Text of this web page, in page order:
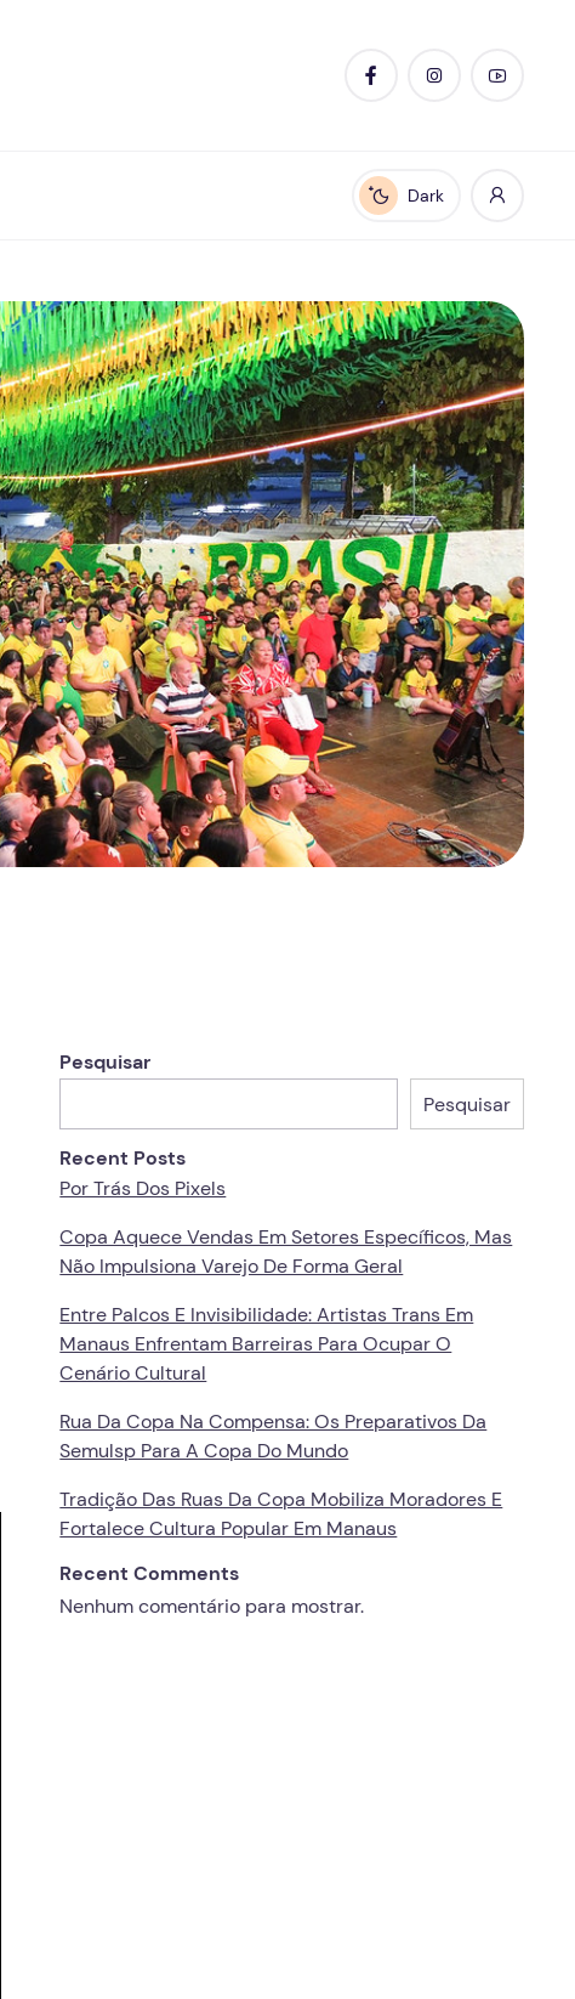
Enable dark mode
Dark
Pesquisar
Pesquisar
Recent Posts
Por Trás Dos Pixels
Copa Aquece Vendas Em Setores Específicos, Mas
Não Impulsiona Varejo De Forma Geral
Entre Palcos E Invisibilidade: Artistas Trans Em
Manaus Enfrentam Barreiras Para Ocupar O
Cenário Cultural
Rua Da Copa Na Compensa: Os Preparativos Da
Semulsp Para A Copa Do Mundo
Tradição Das Ruas Da Copa Mobiliza Moradores E
Fortalece Cultura Popular Em Manaus
Recent Comments
Nenhum comentário para mostrar.